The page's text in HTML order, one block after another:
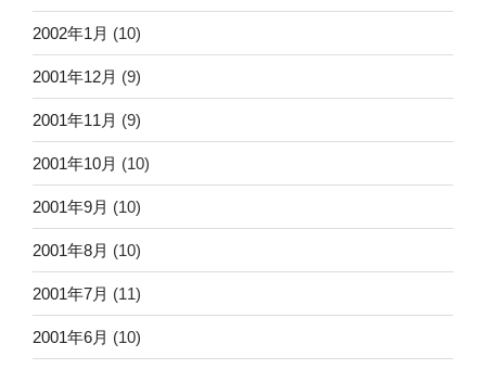
2002年1月 (10)
2001年12月 (9)
2001年11月 (9)
2001年10月 (10)
2001年9月 (10)
2001年8月 (10)
2001年7月 (11)
2001年6月 (10)